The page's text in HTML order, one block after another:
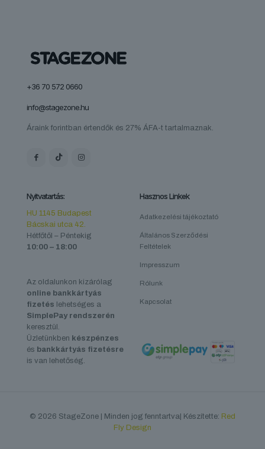
+36 70 572 0660
info@stagezone.hu
Áraink forintban értendők és 27% ÁFA-t tartalmaznak.
Nyitvatartás:
HU 1145 Budapest
Bácskai utca 42.
Hétfőtől – Péntekig
10:00 – 18:00
Az oldalunkon kizárólag
online bankkártyás
fizetés lehetséges a
SimplePay rendszerén
keresztül.
Üzletünkben készpénzes
és bankkártyás fizetésre
is van lehetőség.
Hasznos Linkek
Adatkezelési tájékoztató
Általános Szerződési
Feltételek
Impresszum
Rólunk
Kapcsolat
© 2026 StageZone | Minden jog fenntartva| Készítette: Red
Fly Design